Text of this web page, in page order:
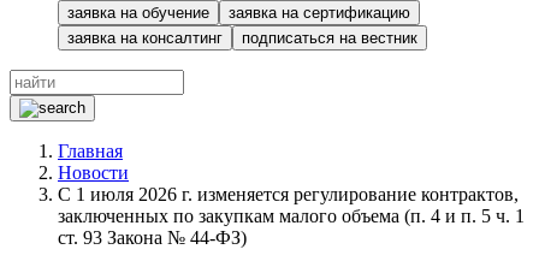
заявка на обучение
заявка на сертификацию
заявка на консалтинг
подписаться на вестник
Главная
Новости
С 1 июля 2026 г. изменяется регулирование контрактов,
заключенных по закупкам малого объема (п. 4 и п. 5 ч. 1
ст. 93 Закона № 44-ФЗ)